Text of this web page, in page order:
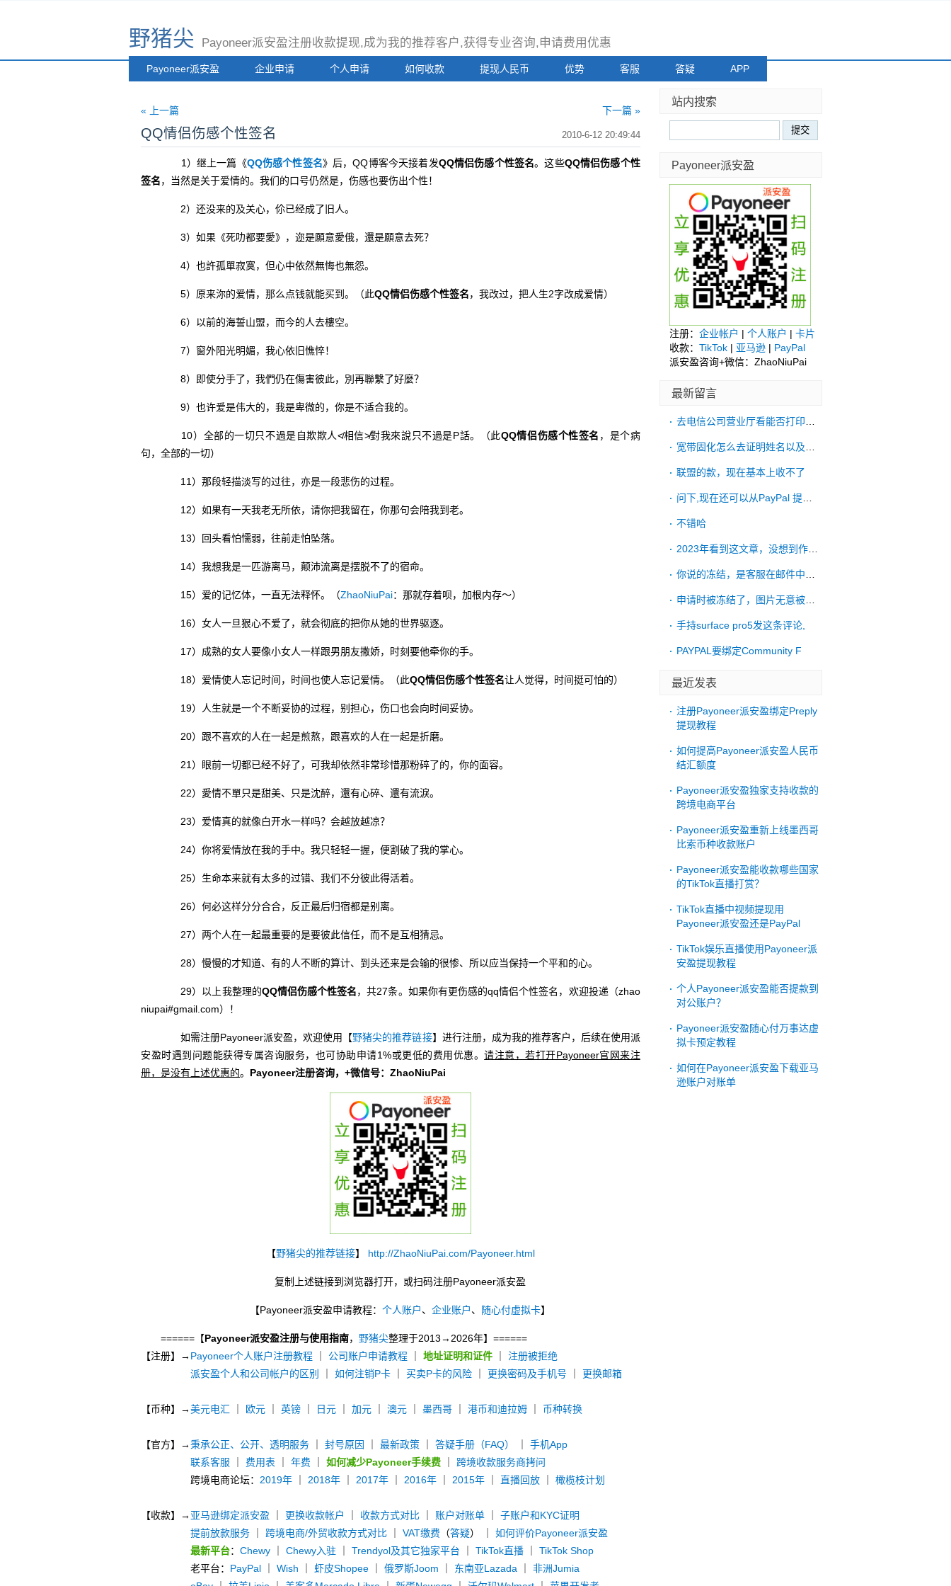
野猪尖 Payoneer派安盈注册收款提现,成为我的推荐客户,获得专业咨询,申请费用优惠
Payoneer派安盈 企业申请 个人申请 如何收款 提现人民币 优势 客服 答疑 APP
« 上一篇 下一篇 »
2010-6-12 20:49:44
QQ情侣伤感个性签名
1）继上一篇《QQ伤感个性签名》后，QQ博客今天接着发QQ情侣伤感个性签名。这些QQ情侣伤感个性
签名，当然是关于爱情的。我们的口号仍然是，伤感也要伤出个性！
2）还没来的及关心，伱已经成了旧人。
3）如果《死叻都要愛》，迩是願意愛俄，還是願意去死？
4）也許孤單寂寞，但心中依然無悔也無怨。
5）原来沵的爱情，那么点钱就能买到。（此QQ情侣伤感个性签名，我改过，把人生2字改成爱情）
6）以前的海誓山盟，而今的人去樓空。
7）窗外阳光明媚，我心依旧憔悴！
8）即使分手了，我們仍在傷害彼此，別再聯繫了好麼？
9）也许爱是伟大的，我是卑微的，你是不适合我的。
10）全部的一切只不過是自欺欺人≮相信≯對我來說只不過是P話。（此QQ情侣伤感个性签名 ，是个病
句，全部的一切）
11）那段轻描淡写的过往，亦是一段悲伤的过程。
12）如果有一天我老无所依，请你把我留在，你那句会陪我到老。
13）回头看怕懦弱，往前走怕坠落。
14）我想我是一匹游离马，颠沛流离是摆脱不了的宿命。
15）爱的记忆体，一直无法释怀。（ZhaoNiuPai：那就存着呗，加根内存～）
16）女人一旦狠心不爱了，就会彻底的把你从她的世界驱逐。
17）成熟的女人要像小女人一样跟男朋友撒娇，时刻要他牵你的手。
18）爱情使人忘记时间，时间也使人忘记爱情。（此QQ情侣伤感个性签名让人觉得，时间挺可怕的）
19）人生就是一个不断妥协的过程，别担心，伤口也会向时间妥协。
20）跟不喜欢的人在一起是煎熬，跟喜欢的人在一起是折磨。
21）眼前一切都已经不好了，可我却依然非常珍惜那粉碎了的，你的面容。
22）愛情不單只是甜美、只是沈醉，還有心碎、還有流淚。
23）爱情真的就像白开水一样吗？会越放越凉？
24）你将爱情放在我的手中。我只轻轻一握，便割破了我的掌心。
25）生命本来就有太多的过错、我们不分彼此得活着。
26）何必这样分分合合，反正最后归宿都是别离。
27）两个人在一起最重要的是要彼此信任，而不是互相猜忌。
28）慢慢的才知道、有的人不断的算计、到头还来是会输的很惨、所以应当保持一个平和的心。
29）以上我整理的QQ情侣伤感个性签名，共27条。如果你有更伤感的qq情侣个性签名，欢迎投递（zhao
niupai#gmail.com）！
如需注册Payoneer派安盈，欢迎使用【野猪尖的推荐链接】进行注册，成为我的推荐客户，后续在使用派
安盈时遇到问题能获得专属咨询服务，也可协助申请1%或更低的费用优惠。请注意，若打开Payoneer官网来注
册，是没有上述优惠的。 Payoneer注册咨询，+微信号：ZhaoNiuPai
【野猪尖的推荐链接】 http://ZhaoNiuPai.com/Payoneer.html
复制上述链接到浏览器打开，或扫码注册Payoneer派安盈
【Payoneer派安盈申请教程：个人账户、企业账户、 随心付虚拟卡】
======【Payoneer派安盈注册与使用指南， 野猪尖整理于2013→2026年】======
【注册】→ Payoneer个人账户注册教程 公司账户申请教程 ｜地址证明和证件
注册被拒绝
派安盈个人和公司帐户的区别
｜如何注销P卡 买卖P卡的风险 更换密码及手机号 更换邮箱
【币种】→美元电汇 欧元 ｜英镑 日元 ｜加元 ｜澳元 ｜墨西哥 ｜港币和迪拉姆 币种转换
【官方】→秉承公正、公开、透明服务 ｜封号原因 ｜最新政策 ｜答疑手册（FAQ） ｜手机App
联系客服
费用表 ｜年费 ｜如何减少Payoneer手续费
跨境收款服务商拷问
跨境电商论坛： 2019年 2018年 2017年 2016年 2015年 直播回放 ｜橄榄枝计划
【收款】→ 亚马逊绑定派安盈 更换收款帐户 收款方式对比 账户对账单 ｜子账户和KYC证明
提前放款服务
跨境电商/外贸收款方式对比 ｜VAT缴费 （答疑） ｜如何评价Payoneer派安盈
最新平台：Chewy ｜Chewy入驻 ｜Trendyol及其它独家平台 ｜TikTok直播 ｜TikTok Shop
老平台： PayPal ｜Wish 虾皮Shopee ｜俄罗斯Joom 东南亚Lazada ｜非洲Jumia
站内搜索
Payoneer派安盈
注册： 企业帐户 | 个人账户 | 卡片
收款： TikTok | 亚马逊 | PayPal
派安盈咨询+微信：ZhaoNiuPai
最新留言
联盟的款，现在基本上收不了
不错哈
手持surface pro5发这条评论,
PAYPAL要绑定Community F
最近发表
注册Payoneer派安盈绑定Preply
提现教程
如何提高Payoneer派安盈人民币
结汇额度
Payoneer派安盈独家支持收款的
跨境电商平台
Payoneer派安盈重新上线墨西哥
比索币种收款账户
Payoneer派安盈能收款哪些国家
的TikTok直播打赏？
TikTok直播中视频提现用
Payoneer派安盈还是PayPal
TikTok娱乐直播使用Payoneer派
安盈提现教程
个人Payoneer派安盈能否提款到
对公账户？
Payoneer派安盈随心付万事达虚
拟卡预定教程
如何在Payoneer派安盈下载亚马
逊账户对账单